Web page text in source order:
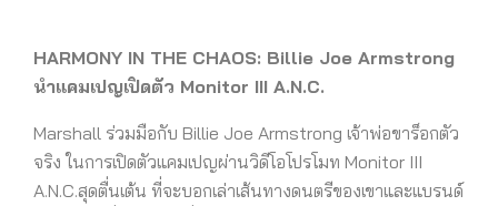
HARMONY IN THE CHAOS: Billie Joe Armstrong
นำแคมเปญเปิดตัว Monitor III A.N.C.
Marshall ร่วมมือกับ Billie Joe Armstrong เจ้าพ่อขาร็อกตัว
จริง ในการเปิดตัวแคมเปญผ่านวิดีโอโปรโมท Monitor III
A.N.C.สุดตื่นเต้น ที่จะบอกเล่าเส้นทางดนตรีของเขาและแบรนด์